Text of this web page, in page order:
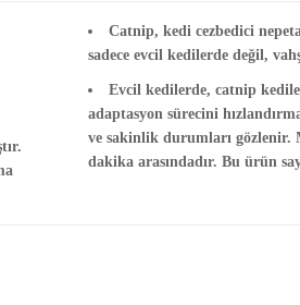
Catnip, kedi cezbedici
sadece evcil kedilerde değil,
Evcil kedilerde, catnip
adaptasyon sürecini
ve sakinlik durumları gözlenir.
dakika arasındadır. Bu ürün